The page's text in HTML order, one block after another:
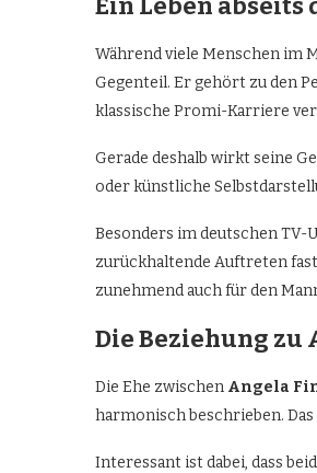
Ein Leben
Während viele Menschen im
Gegenteil. Er gehört zu den
klassische Promi-Karriere
Gerade deshalb wirkt seine
oder künstliche
Besonders im deutschen
zurückhaltende Auftreten
zunehmend auch für den
Die Beziehung zu
Die Ehe zwischen Angela
harmonisch beschrieben.
Interessant ist dabei, dass